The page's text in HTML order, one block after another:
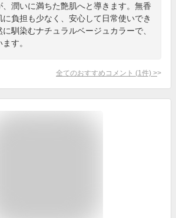
潤いに満ちた艶肌へと導きます。無香
負担も少なく、安心して日常使いでき
馴染むナチュラルベージュカラーで、
す。
全てのおすすめコメント (1 件) >